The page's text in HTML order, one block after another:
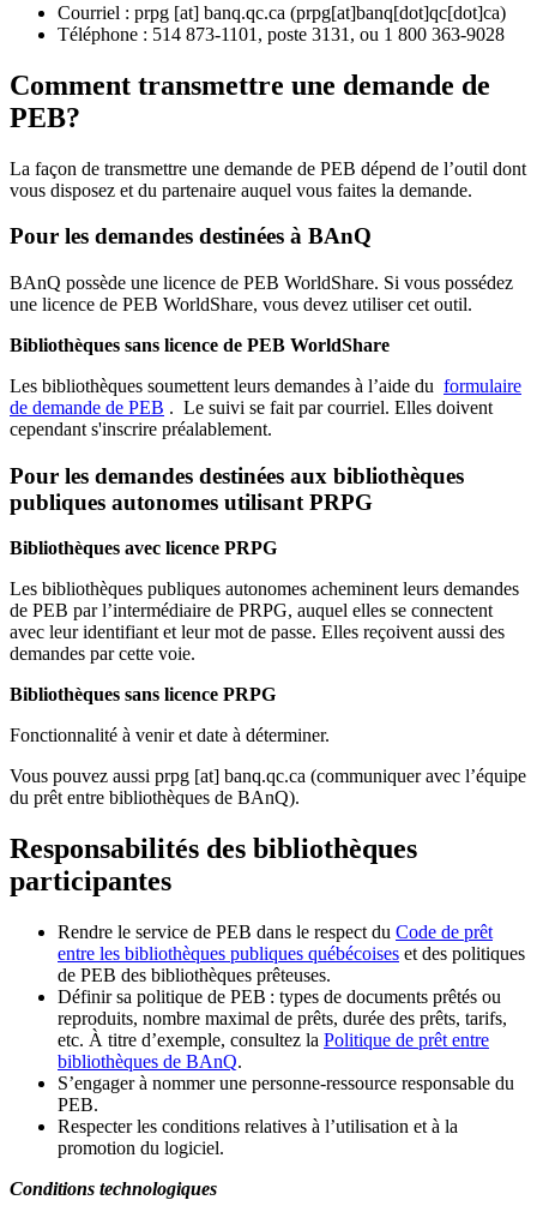
Courriel : prpg [at] banq.qc.ca (prpg[at]banq[dot]qc[dot]ca)
Téléphone : 514 873-1101, poste 3131, ou 1 800 363-9028
Comment transmettre une demande de
PEB?
La façon de transmettre une demande de PEB dépend de l’outil dont
vous disposez et du partenaire auquel vous faites la demande.
Pour les demandes destinées à BAnQ
BAnQ possède une licence de PEB WorldShare. Si vous possédez
une licence de PEB WorldShare, vous devez utiliser cet outil.
Bibliothèques sans licence de PEB WorldShare
Les bibliothèques soumettent leurs demandes à l’aide du formulaire
de demande de PEB . Le suivi se fait par courriel. Elles doivent
cependant s'inscrire préalablement.
Pour les demandes destinées aux bibliothèques
publiques autonomes utilisant PRPG
Bibliothèques avec licence PRPG
Les bibliothèques publiques autonomes acheminent leurs demandes
de PEB par l’intermédiaire de PRPG, auquel elles se connectent
avec leur identifiant et leur mot de passe. Elles reçoivent aussi des
demandes par cette voie.
Bibliothèques sans licence PRPG
Fonctionnalité à venir et date à déterminer.
Vous pouvez aussi prpg [at] banq.qc.ca (communiquer avec l’équipe
du prêt entre bibliothèques de BAnQ).
Responsabilités des bibliothèques
participantes
Rendre le service de PEB dans le respect du Code de prêt
entre les bibliothèques publiques québécoises et des politiques
de PEB des bibliothèques prêteuses.
Définir sa politique de PEB : types de documents prêtés ou
reproduits, nombre maximal de prêts, durée des prêts, tarifs,
etc. À titre d’exemple, consultez la Politique de prêt entre
bibliothèques de BAnQ.
S’engager à nommer une personne-ressource responsable du
PEB.
Respecter les conditions relatives à l’utilisation et à la
promotion du logiciel.
Conditions technologiques